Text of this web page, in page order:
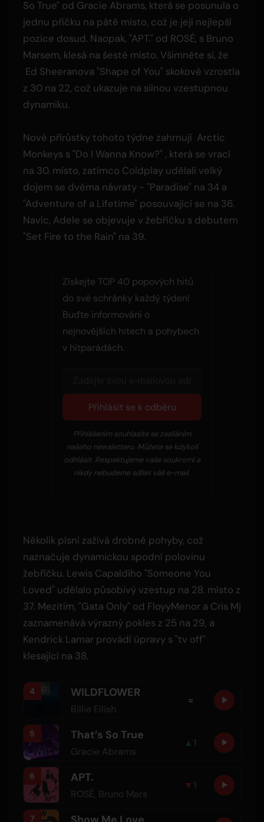
So True" od Gracie Abrams, která se posunula o
jednu příčku na páté místo, což je její nejlepší
pozice dosud. Naopak, "APT." od ROSÉ, s Bruno
Marsem, klesá na šesté místo. Všimněte si, že
Ed Sheeranova "Shape of You" skokově vzrostla
z 30 na 22, což ukazuje na silnou vzestupnou
dynamiku.
Nové přírůstky tohoto týdne zahrnují Arctic
Monkeys s "Do I Wanna Know?" , která se vrací
na 30. místo, zatímco Coldplay udělali velký
dojem se dvěma návraty - "Paradise" na 34 a
"Adventure of a Lifetime" posouvající se na 36.
Navíc, Adele se objevuje v žebříčku s debutem
"Set Fire to the Rain" na 39.
Získejte TOP 40 popových hitů
do své schránky každý týden!
Buďte informováni o
nejnovějších hitech a pohybech
v hitparádách.
Přihlásit se k odběru
Přihlášením souhlasíte se zasíláním
našeho newsletteru. Můžete se kdykoli
odhlásit. Respektujeme vaše soukromí a
nikdy nebudeme sdílet váš e-mail.
Několik písní zažívá drobné pohyby, což
naznačuje dynamickou spodní polovinu
žebříčku. Lewis Capaldiho "Someone You
Loved" udělalo působivý vzestup na 28. místo z
37. Mezitím, "Gata Only" od FloyyMenor a Cris Mj
zaznamenává výrazný pokles z 25 na 29, a
Kendrick Lamar provádí úpravy s "tv off"
klesající na 38.
4 WILDFLOWER
Billie Eilish
=
5 That’s So True
Gracie Abrams
▲ 1
6 APT.
ROSÉ, Bruno Mars
▼ 1
7